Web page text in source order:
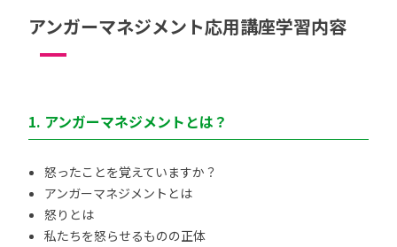
アンガーマネジメント応用講座学習内容
1. アンガーマネジメントとは？
怒ったことを覚えていますか？
アンガーマネジメントとは
怒りとは
私たちを怒らせるものの正体